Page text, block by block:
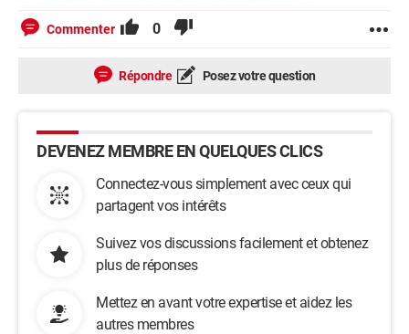
Commenter 0
Répondre Posez votre question
DEVENEZ MEMBRE EN QUELQUES CLICS
Connectez-vous simplement avec ceux qui
partagent vos intérêts
Suivez vos discussions facilement et obtenez
plus de réponses
Mettez en avant votre expertise et aidez les
autres membres